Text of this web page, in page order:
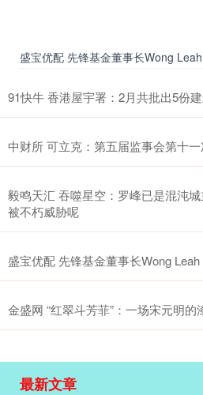
盛宝优配 先锋基金董事长Wong
91快牛 香港屋宇署：2月共批出5份
中财所 可立克：第五届监事会第十
毅鸣天汇 吞噬星空：罗峰已是混沌
被不朽威胁呢
盛宝优配 先锋基金董事长Wong
金盛网 “红翠斗芳菲”：一场宋元明的
最新文章